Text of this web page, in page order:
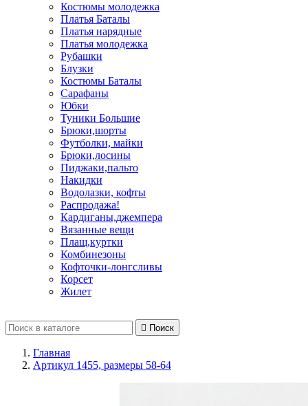
Костюмы молодежка
Платья Баталы
Платья нарядные
Платья молодежка
Рубашки
Блузки
Костюмы Баталы
Сарафаны
Юбки
Туники Большие
Брюки,шорты
Футболки, майки
Брюки,лосины
Пиджаки,пальто
Накидки
Водолазки, кофты
Распродажа!
Кардиганы,джемпера
Вязанные вещи
Плащ,куртки
Комбинезоны
Кофточки-лонгсливы
Корсет
Жилет
 Поиск
Главная
Артикул 1455, размеры 58-64